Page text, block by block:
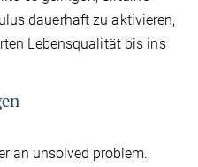
dauerhaft zu aktivieren,
Lebensqualität bis ins
an unsolved problem.